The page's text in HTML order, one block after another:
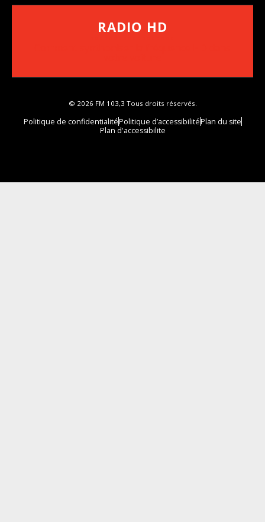
RADIO HD
© 2026 FM 103,3 Tous droits réservés.
Politique de confidentialitéPolitique d’accessibilitéPlan du site
Plan d'accessibilite